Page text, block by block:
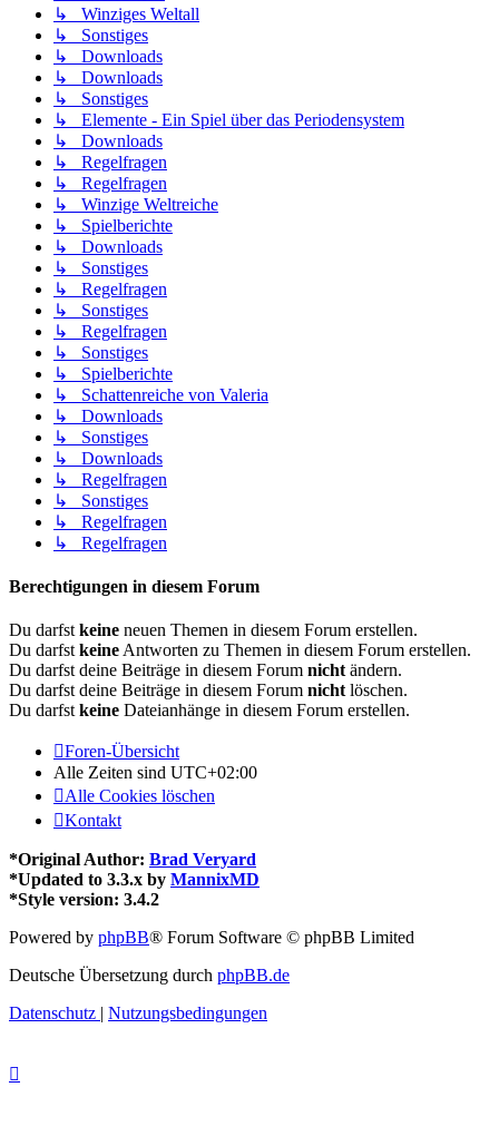
↳ Winziges Weltall
↳ Sonstiges
↳ Downloads
↳ Downloads
↳ Sonstiges
↳ Elemente - Ein Spiel über das Periodensystem
↳ Downloads
↳ Regelfragen
↳ Regelfragen
↳ Winzige Weltreiche
↳ Spielberichte
↳ Downloads
↳ Sonstiges
↳ Regelfragen
↳ Sonstiges
↳ Regelfragen
↳ Sonstiges
↳ Spielberichte
↳ Schattenreiche von Valeria
↳ Downloads
↳ Sonstiges
↳ Downloads
↳ Regelfragen
↳ Sonstiges
↳ Regelfragen
↳ Regelfragen
Berechtigungen in diesem Forum
Du darfstkeine neuen Themen in diesem Forum erstellen.
Du darfstkeineAntworten zu Themen in diesem Forum erstellen.
Du darfst deine Beiträge in diesem Forum nichtändern.
Du darfst deine Beiträge in diesem Forum nichtlöschen.
Du darfstkeine Dateianhänge in diesem Forum erstellen.
Foren-Übersicht
Alle Zeiten sind UTC+02:00
Alle Cookies löschen
Kontakt
*Original Author: Brad Veryard
*Updated to 3.3.x by MannixMD
*Style version: 3.4.2
Powered by phpBB® Forum Software © phpBB Limited
Deutsche Übersetzung durch phpBB.de
Datenschutz | Nutzungsbedingungen